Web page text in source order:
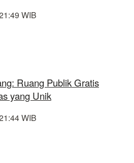
WIB
Ruang Publik Gratis
yang Unik
WIB